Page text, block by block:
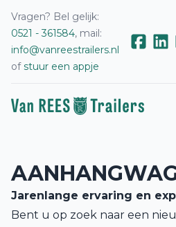
Vragen? Bel gelijk:
0521 - 361584, mail:
info@vanreestrailers.nl
ofstuur een appje
Jarenlange ervaring en
Bent u op zoek naar een